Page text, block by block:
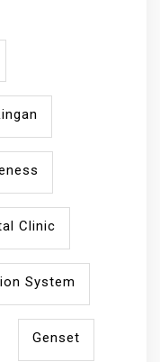
Clinic
System
Genset